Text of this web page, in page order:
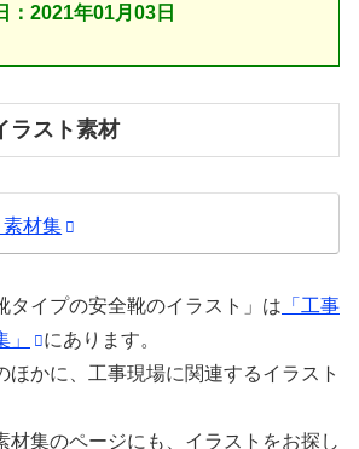
：2021年01月03日
ラスト素材
材集
タイプの安全靴のイラスト」は 「工事
にあります。
ほかに、工事現場に関連するイラスト
材集のページにも、イラストをお探し